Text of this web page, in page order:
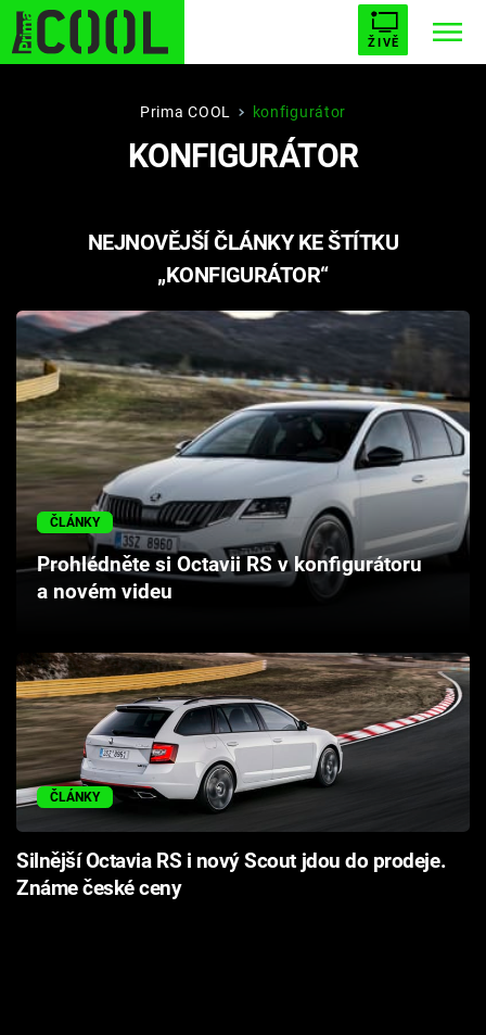
ŽIVĚ
STARHOUSE BUFFY, PŘEMOŽITELKA UPÍRŮ
PLNEJ KOTEL AVENGERS 5
Filmy
Seriály
Hry
Cool Esport
Pořady
Sledujte prima+
Přihlášení
Prima COOL konfigurátor
KONFIGURÁTOR
NEJNOVĚJŠÍ ČLÁNKY KE ŠTÍTKU
„KONFIGURÁTOR“
ČLÁNKY
Prohlédněte si Octavii RS v konfigurátoru
a novém videu
ČLÁNKY
Silnější Octavia RS i nový Scout jdou do prodeje.
Známe české ceny